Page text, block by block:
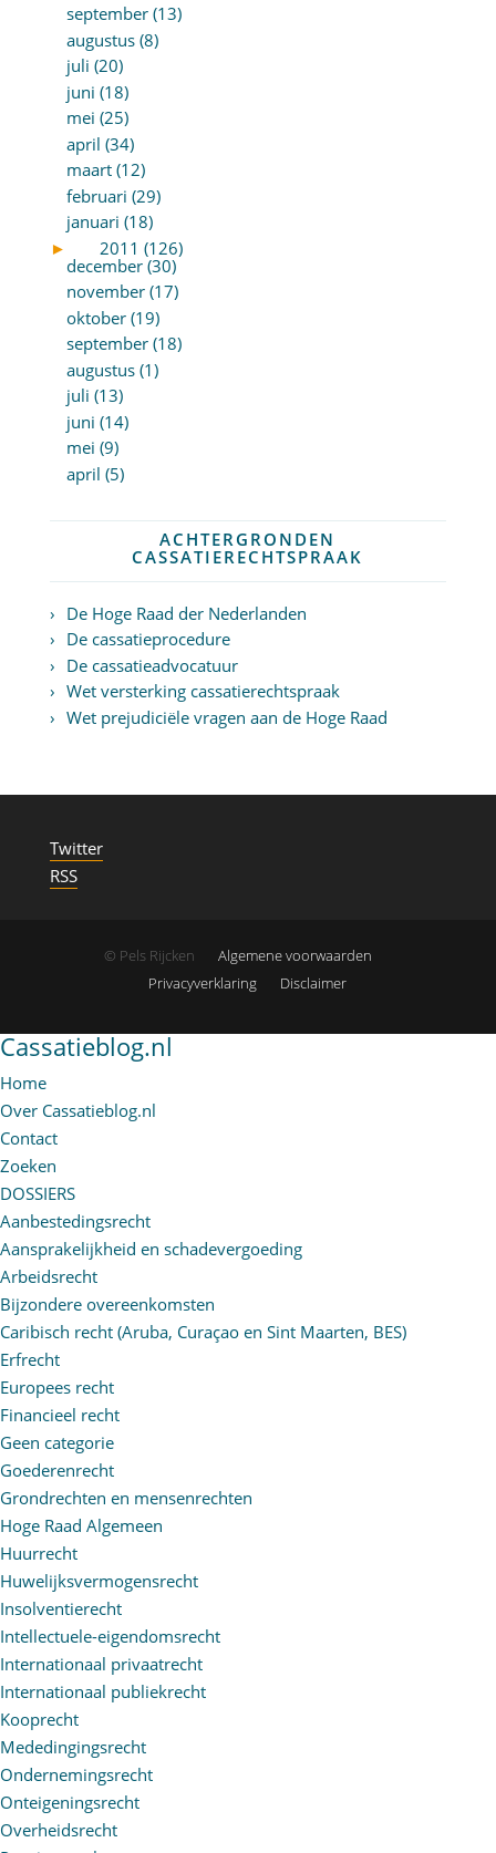
september (13)
augustus (8)
juli (20)
juni (18)
mei (25)
april (34)
maart (12)
februari (29)
januari (18)
►
2011 (126)
december (30)
november (17)
oktober (19)
september (18)
augustus (1)
juli (13)
juni (14)
mei (9)
april (5)
ACHTERGRONDEN
CASSATIERECHTSPRAAK
De Hoge Raad der Nederlanden
De cassatieprocedure
De cassatieadvocatuur
Wet versterking cassatierechtspraak
Wet prejudiciële vragen aan de Hoge Raad
Twitter
RSS
© Pels Rijcken
Algemene voorwaarden
Privacyverklaring
Disclaimer
Cassatieblog.nl
Home
Over Cassatieblog.nl
Contact
Zoeken
DOSSIERS
Aanbestedingsrecht
Aansprakelijkheid en schadevergoeding
Arbeidsrecht
Bijzondere overeenkomsten
Caribisch recht (Aruba, Curaçao en Sint Maarten, BES)
Erfrecht
Europees recht
Financieel recht
Geen categorie
Goederenrecht
Grondrechten en mensenrechten
Hoge Raad Algemeen
Huurrecht
Huwelijksvermogensrecht
Insolventierecht
Intellectuele-eigendomsrecht
Internationaal privaatrecht
Internationaal publiekrecht
Kooprecht
Mededingingsrecht
Ondernemingsrecht
Onteigeningsrecht
Overheidsrecht